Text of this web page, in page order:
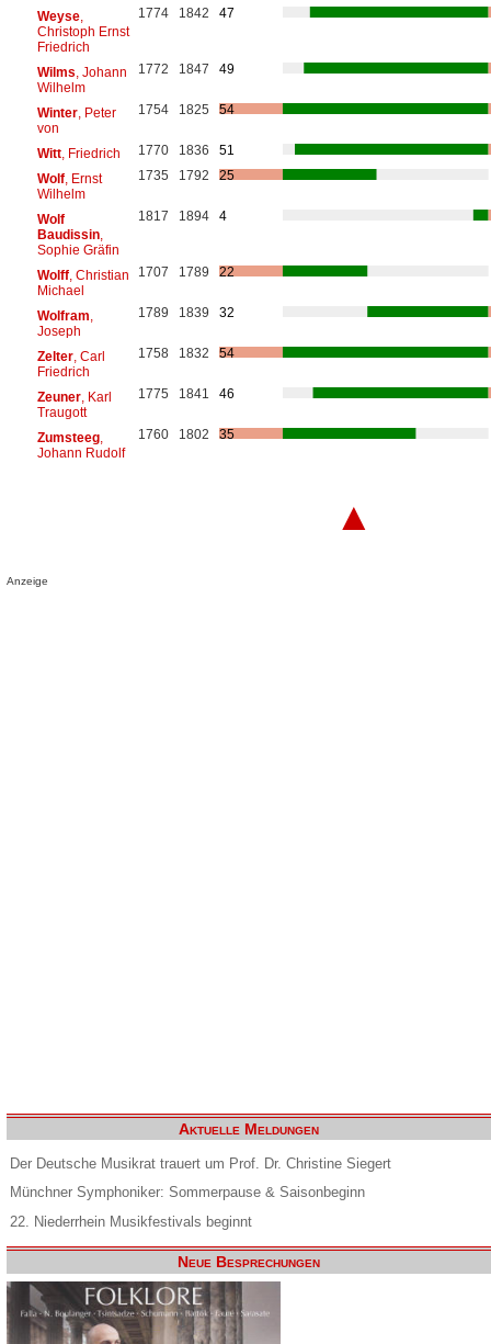
Weyse,
Christoph Ernst
Friedrich
1774 1842 47
Wilms , Johann
Wilhelm
1772 1847 49
Winter, Peter
von
1754 1825 54
Witt, Friedrich 1770 1836
51
Wolf, Ernst
Wilhelm
1735 1792 25
Wolf
Baudissin,
Sophie Gräfin
1817 1894 4
Wolff, Christian
Michael
1707 1789 22
Wolfram
Joseph
1789 1839 32
Zelter, Carl
Friedrich
1758 1832 54
Zeuner, Karl
Traugott
1775 1841 46
Zumsteeg,
Johann Rudolf
1760 1802 35
▲
Anzeige
Aktuelle Meldungen
Der Deutsche Musikrat trauert um Prof. Dr. Christine Siegert
Münchner Symphoniker: Sommerpause & Saisonbeginn
22. Niederrhein Musikfestivals beginnt
Neue Besprechungen